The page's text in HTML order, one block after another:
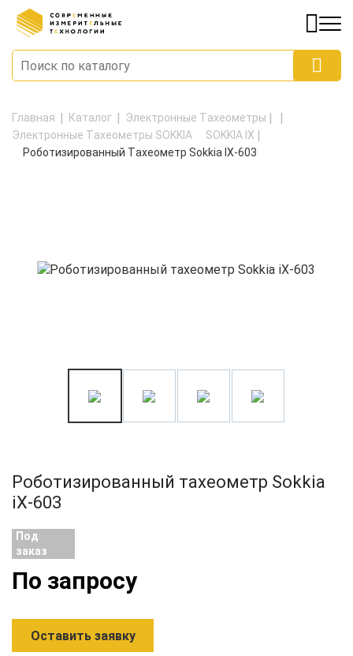
Главная Каталог
Электронные Тахеометры
Электронные Тахеометры SOKKIA
SOKKIA IX
Роботизированный Тахеометр Sokkia IX-603
Роботизированный тахеометр Sokkia
iX-603
Под
заказ
По запросу
Оставить заявку